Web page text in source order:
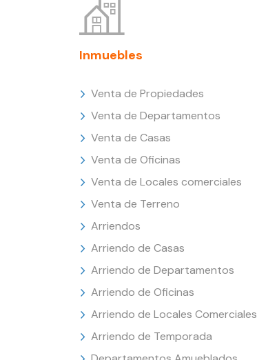
Inmuebles
Venta de Propiedades
Venta de Departamentos
Venta de Casas
Venta de Oficinas
Venta de Locales comerciales
Venta de Terreno
Arriendos
Arriendo de Casas
Arriendo de Departamentos
Arriendo de Oficinas
Arriendo de Locales Comerciales
Arriendo de Temporada